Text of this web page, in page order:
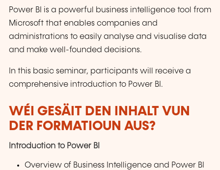
Power BI is a powerful business intelligence tool from
Microsoft that enables companies and
administrations to easily analyse and visualise data
and make well-founded decisions.
In this basic seminar, participants will receive a
comprehensive introduction to Power BI.
WÉI GESÄIT DEN INHALT VUN
DER FORMATIOUN AUS?
Introduction to Power BI
Overview of Business Intelligence and Power BI